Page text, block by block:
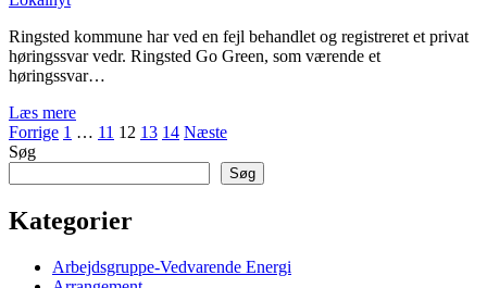
Ringsted kommune har ved en fejl behandlet og registreret et privat
høringssvar vedr. Ringsted Go Green, som værende et
høringssvar…
Læs mere
Indlægsinddeling
Forrige 1 … 11 12 13 14 Næste
Søg
Søg
Kategorier
Arbejdsgruppe-Vedvarende Energi